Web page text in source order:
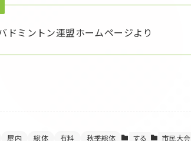
ドミントン連盟ホームページより
屋内 総体 有料 秋季総体 する 市民大会